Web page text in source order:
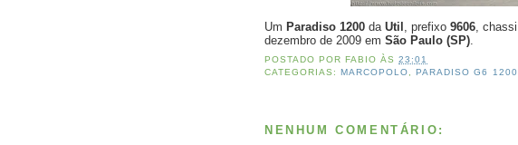
Um Paradiso 1200 da Util , prefixo 9606 , chassi
dezembro de 2009 em São Paulo (SP)
POSTADO PORFABIO ÀS23:01
CATEGORIAS:MARCOPOLO,PARADISO G6 1200
NENHUM COMENTÁRIO: